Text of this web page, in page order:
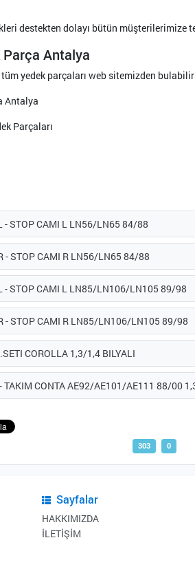
destekten dolayı bütün müşterilerimize
Antalya
yedek parçaları web sitemizden
Antalya
Parçaları
- STOP CAMI L LN56/LN65 84/88
- STOP CAMI R LN56/LN65 84/88
- STOP CAMI L LN85/LN106/LN105 89/98
- STOP CAMI R LN85/LN106/LN105 89/98
COROLLA 1,3/1,4 BILYALI
TAKIM CONTA AE92/AE101/AE111 88/00
303 0
Sayfalar
HAKKIMIZDA
İLETİŞİM